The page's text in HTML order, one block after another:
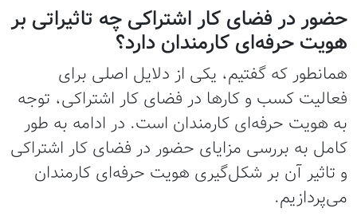
حضور در فضای کار اشتراکی چه تاثیراتی بر
هویت حرفه‌ای کارمندان دارد؟
همانطور که گفتیم، یکی از دلایل اصلی برای
فعالیت کسب و کارها در فضای کار اشتراکی، توجه
به هویت حرفه‌ای کارمندان است. در ادامه به طور
کامل به بررسی مزایای حضور در فضای کار اشتراکی
و تاثیر آن بر شکل‌گیری هویت حرفه‌ای کارمندان
می‌پردازیم.